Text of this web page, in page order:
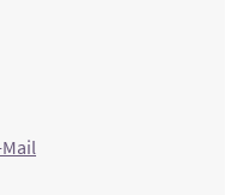
Mail